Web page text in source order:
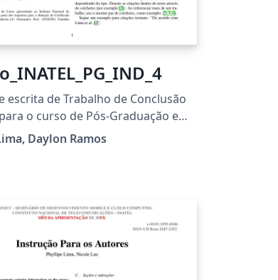
escrita de Trabalho de Conclusão
o curso de Pós-Graduação em
do Inatel
Daylon Ramos